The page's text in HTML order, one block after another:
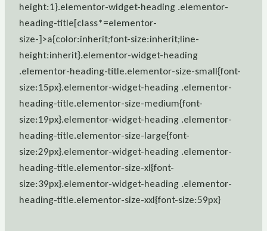
height:1}.elementor-widget-heading .elementor-
heading-title[class*=elementor-
size-]>a{color:inherit;font-size:inherit;line-
height:inherit}.elementor-widget-heading
.elementor-heading-title.elementor-size-small{font-
size:15px}.elementor-widget-heading .elementor-
heading-title.elementor-size-medium{font-
size:19px}.elementor-widget-heading .elementor-
heading-title.elementor-size-large{font-
size:29px}.elementor-widget-heading .elementor-
heading-title.elementor-size-xl{font-
size:39px}.elementor-widget-heading .elementor-
heading-title.elementor-size-xxl{font-size:59px}